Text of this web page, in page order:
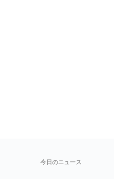
今日のニュース